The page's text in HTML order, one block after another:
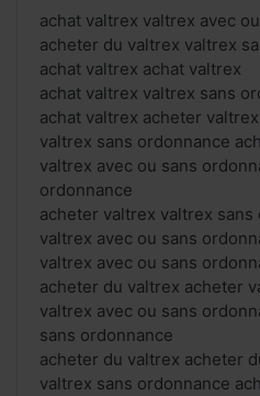
achat valtrex valtrex avec
acheter du valtrex valtrex
achat valtrex achat valtrex
achat valtrex valtrex sans
achat valtrex acheter valtrex
valtrex sans ordonnance
valtrex avec ou sans
ordonnance
acheter valtrex valtrex sans
valtrex avec ou sans
valtrex avec ou sans
acheter du valtrex acheter
valtrex avec ou sans
sans ordonnance
acheter du valtrex acheter
valtrex sans ordonnance